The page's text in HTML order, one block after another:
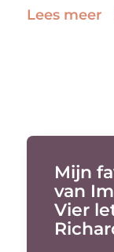
Lees meer
Mijn
van
Vier